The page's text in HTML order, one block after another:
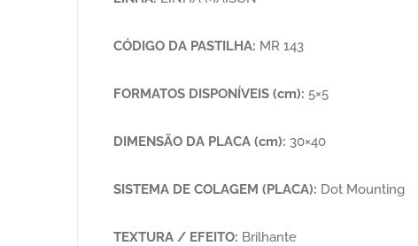
CÓDIGO DA PASTILHA: MR 143
FORMATOS DISPONÍVEIS (cm): 5×5
DIMENSÃO DA PLACA (cm): 30×40
SISTEMA DE COLAGEM (PLACA): Dot Mounting
TEXTURA / EFEITO: Brilhante